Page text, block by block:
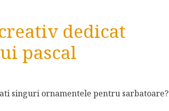
dedicat
pascal
singuri ornamentele pentru sarbatoare?